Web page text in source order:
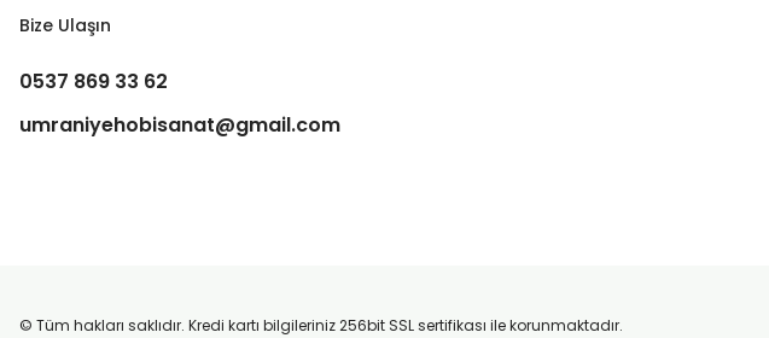
Bize Ulaşın
0537 869 33 62
umraniyehobisanat@gmail.com
© Tüm hakları saklıdır. Kredi kartı bilgileriniz 256bit SSL sertifikası ile korunmaktadır.